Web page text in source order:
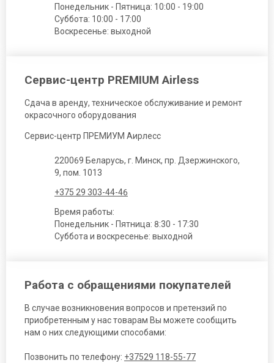
Понедельник - Пятница: 10:00 - 19:00
Суббота: 10:00 - 17:00
Воскресенье: выходной
Сервис-центр PREMIUM Airless
Сдача в аренду, техническое обслуживание и ремонт
окрасочного оборудования
Сервис-центр ПРЕМИУМ Аирлесс
220069 Беларусь, г. Минск, пр. Дзержинского,
9, пом. 1013
+375 29 303-44-46
Время работы:
Понедельник - Пятница: 8:30 - 17:30
Суббота и воскресенье: выходной
Работа с обращениями покупателей
В случае возникновения вопросов и претензий по
приобретенным у нас товарам Вы можете сообщить
нам о них следующими способами:
Позвонить по телефону: +37529 118-55-77